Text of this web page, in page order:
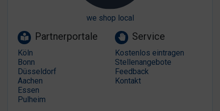
we shop local
Partnerportale
Köln
Bonn
Düsseldorf
Aachen
Essen
Pulheim
Service
Kostenlos eintragen
Stellenangebote
Feedback
Kontakt